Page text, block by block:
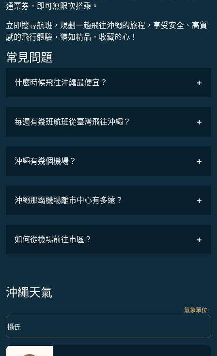
通票券，即可無限次搭乘。
立即搜尋航班，規劃一趟飛往沖繩的旅程，享受安全、高質
感的飛行體驗，猶如精品，收藏於心！
常見問題
什麼時候飛往沖繩最便宜？
COSMILE會員
每週有幾班航班從臺灣飛往沖繩？
沖繩有幾個機場？
沖繩那霸機場離市中心有多遠？
如何從機場前往市區？
沖繩天氣
氣象單位:
Weather unit option 攝氏 Selected
攝氏
keyboard_arrow_down